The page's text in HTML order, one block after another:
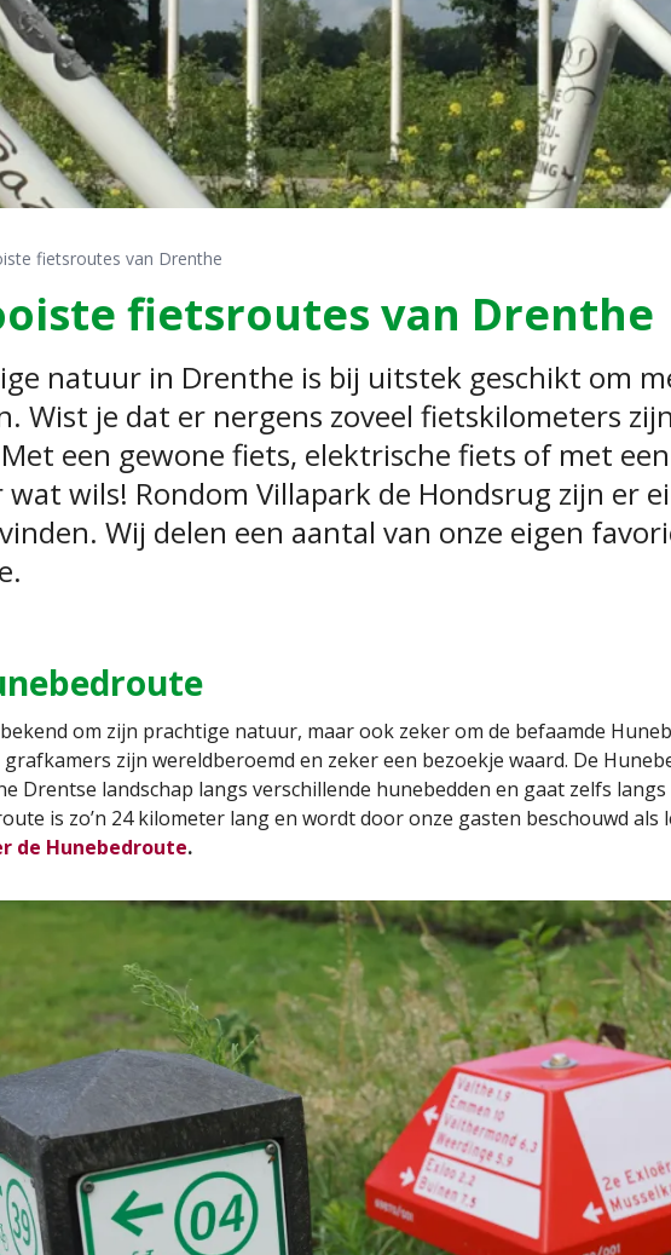
fietsroutes van Drenthe
fietsroutes van Drenthe
natuur in Drenthe is bij uitstek geschikt om
Wist je dat er nergens zoveel fietskilometers
een gewone fiets, elektrische fiets of met
wils! Rondom Villapark de Hondsrug zijn er
Wij delen een aantal van onze eigen
om zijn prachtige natuur, maar ook zeker om de befaamde
zijn wereldberoemd en zeker een bezoekje waard. De
Drentse landschap langs verschillende hunebedden en gaat zelfs
is zo’n 24 kilometer lang en wordt door onze gasten beschouwd als
de Hunebedroute.